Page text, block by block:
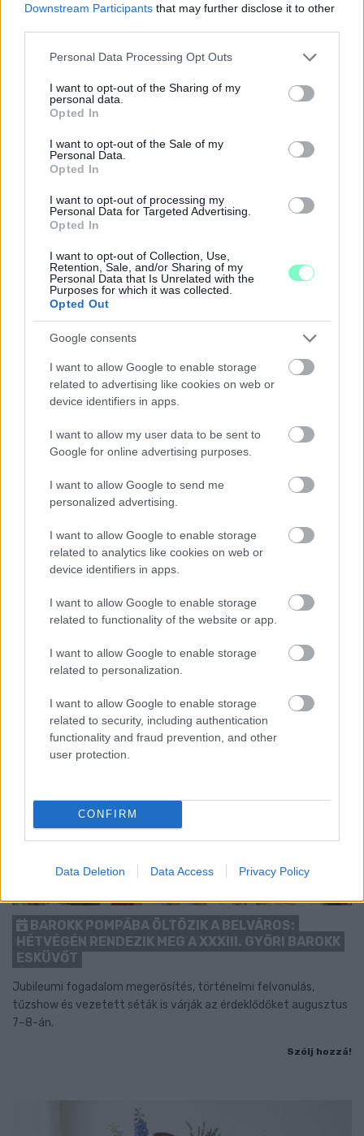
Downstream Participants that may further disclose it to other
Please note that this website/app uses one or more Google
not limited to your visit or usage behaviour. You may click to
grant or deny consent to Google and its third-party tags to
use your data for below specified purposes in below Google
consent section.
Personal Data Processing Opt Outs
I want to opt-out of the Sharing of my
personal data.
Opted In
I want to opt-out of the Sale of my
Personal Data.
Opted In
I want to opt-out of processing my
Personal Data for Targeted Advertising.
Opted In
I want to opt-out of Collection, Use,
Retention, Sale, and/or Sharing of my
Personal Data that Is Unrelated with the
Purposes for which it was collected.
Opted Out
Google consents
I want to allow Google to enable storage
related to advertising like cookies on web or
device identifiers in apps.
I want to allow my user data to be sent to
Google for online advertising purposes.
I want to allow Google to send me
personalized advertising.
I want to allow Google to enable storage
related to analytics like cookies on web or
device identifiers in apps.
I want to allow Google to enable storage
related to functionality of the website or app.
I want to allow Google to enable storage
related to personalization.
I want to allow Google to enable storage
related to security, including authentication
functionality and fraud prevention, and other
user protection.
CONFIRM
Data Deletion Data Access Privacy Policy
A BAROKK ÖSSZES ÁRNYALATA ÉS MÉG EGY SOR
KIVÁLÓ PROGRAM VÁR MINDENKIT EZEN A HÉTVÉGÉN
GYŐRBEN
Középpontban a hagyományőrzés, de lesz Pogány Induló és
Majka koncert, jóga szeánsz, “borhajózás” és egy csomó minden
Szólj hozzá!
ENERGIATAKARÉKOSSÁG: KORÁBBAN KEZDŐDIK
MÉRKŐZÉSE
Az energiaellátás tehermentesítése érdekében másfél órával
kezdését.
BAROKK POMPÁBA ÖLTÖZIK A BELVÁROS:
HÉTVÉGÉN RENDEZIK MEG A XXXIII. GYŐRI BAROKK
ESKÜVŐT
Jubileumi fogadalom megerősítés, történelmi felvonulás,
tűzshow és vezetett séták is várják az érdeklődőket augusztus
7–8-án.
Szólj hozzá!